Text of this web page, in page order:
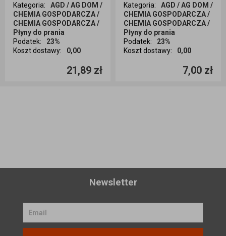
Kategoria:
AGD / AG DOM /
CHEMIA GOSPODARCZA /
CHEMIA GOSPODARCZA /
Płyny do prania
Podatek:
23%
Koszt dostawy: 0,00
21,89 zł
Ilość sztuk
Kategoria:
AGD / AG DOM /
CHEMIA GOSPODARCZA /
CHEMIA GOSPODARCZA /
Płyny do prania
Podatek:
23%
Koszt dostawy: 0,00
7,00 zł
Ilość sztuk
Newsletter